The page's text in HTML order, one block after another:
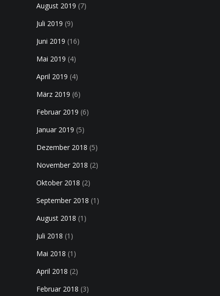
August 2019 (7)
Juli 2019 (9)
Juni 2019 (16)
Mai 2019 (4)
April 2019 (4)
März 2019 (6)
Februar 2019 (6)
Januar 2019 (5)
Dezember 2018 (5)
November 2018 (2)
Oktober 2018 (2)
September 2018 (1)
August 2018 (1)
Juli 2018 (1)
Mai 2018 (1)
April 2018 (2)
Februar 2018 (3)